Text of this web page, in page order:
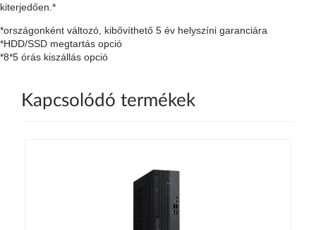
kiterjedően.*
*országonként változó, kibővíthető 5 év helyszíni garanciára
*HDD/SSD megtartás opció
*8*5 órás kiszállás opció
Kapcsolódó termékek